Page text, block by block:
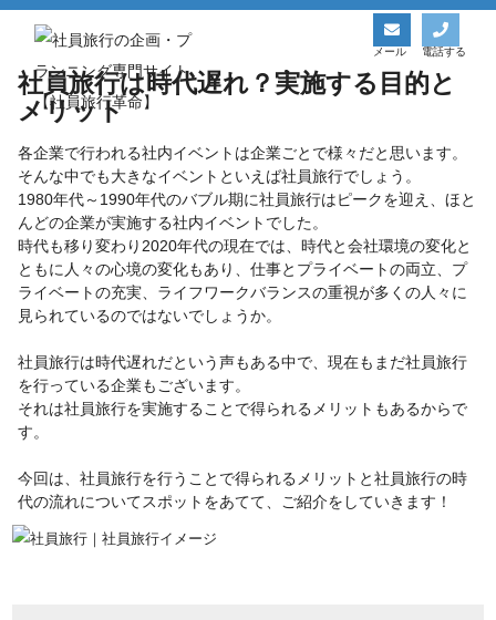
メール 電話する
社員旅行は時代遅れ？実施する目的とメリット
社員旅行は時代遅れ？実施する目的と
メリット
各企業で行われる社内イベントは企業ごとで様々だと思います。
そんな中でも大きなイベントといえば社員旅行でしょう。
1980年代～1990年代のバブル期に社員旅行はピークを迎え、ほと
んどの企業が実施する社内イベントでした。
時代も移り変わり2020年代の現在では、時代と会社環境の変化と
ともに人々の心境の変化もあり、仕事とプライベートの両立、プ
ライベートの充実、ライフワークバランスの重視が多くの人々に
見られているのではないでしょうか。
社員旅行は時代遅れだという声もある中で、現在もまだ社員旅行
を行っている企業もございます。
それは社員旅行を実施することで得られるメリットもあるからで
す。
今回は、社員旅行を行うことで得られるメリットと社員旅行の時
代の流れについてスポットをあてて、ご紹介をしていきます！